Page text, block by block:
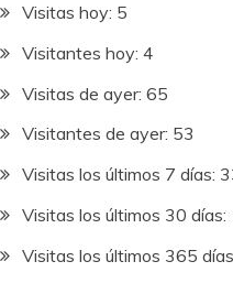
Visitas hoy: 5
Visitantes hoy: 4
Visitas de ayer: 65
Visitantes de ayer: 53
Visitas los últimos 7 días:
Visitas los últimos 30 días:
Visitas los últimos 365